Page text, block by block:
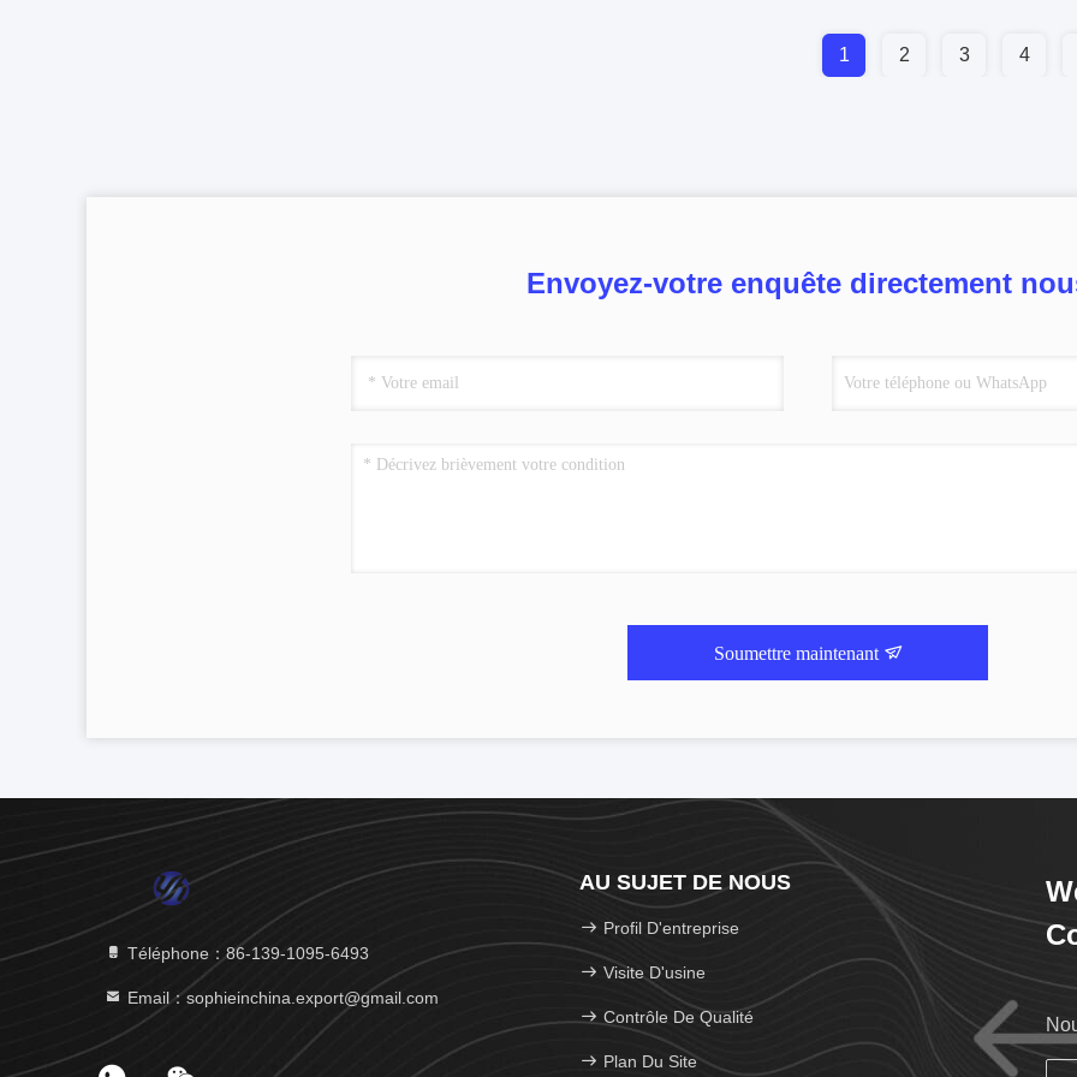
1 2 3 4
Envoyez-votre enquête directement
Soumettre maintenant
Téléphone：86-139-1095-6493
Email：sophieinchina.export@gmail.com
AU SUJET DE NOUS
Profil D'entreprise
Visite D'usine
Contrôle De Qualité
Plan Du Site